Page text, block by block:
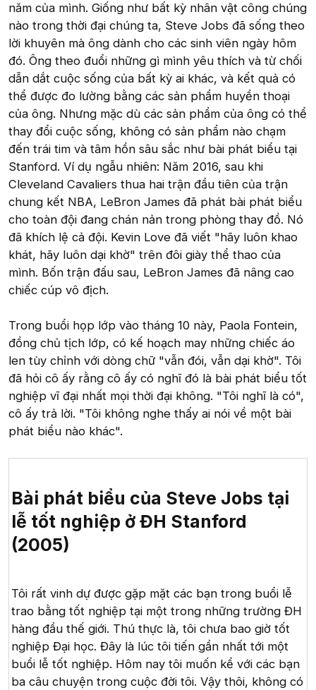
năm của mình. Giống như bất kỳ nhân vật công chúng
nào trong thời đại chúng ta, Steve Jobs đã sống theo
lời khuyên mà ông dành cho các sinh viên ngày hôm
đó. Ông theo đuổi những gì mình yêu thích và từ chối
dẫn dắt cuộc sống của bất kỳ ai khác, và kết quả có
thể được đo lường bằng các sản phẩm huyền thoại
của ông. Nhưng mặc dù các sản phẩm của ông có thể
thay đổi cuộc sống, không có sản phẩm nào chạm
đến trái tim và tâm hồn sâu sắc như bài phát biểu tại
Stanford. Ví dụ ngẫu nhiên: Năm 2016, sau khi
Cleveland Cavaliers thua hai trận đầu tiên của trận
chung kết NBA, LeBron James đã phát bài phát biểu
cho toàn đội đang chán nản trong phòng thay đồ. Nó
đã khích lệ cả đội. Kevin Love đã viết "hãy luôn khao
khát, hãy luôn dại khờ" trên đôi giày thể thao của
mình. Bốn trận đấu sau, LeBron James đã nâng cao
chiếc cúp vô địch.
Trong buổi họp lớp vào tháng 10 này, Paola Fontein,
đồng chủ tịch lớp, có kế hoạch may những chiếc áo
len tùy chỉnh với dòng chữ "vẫn đói, vẫn dại khờ". Tôi
đã hỏi cô ấy rằng cô ấy có nghĩ đó là bài phát biểu tốt
nghiệp vĩ đại nhất mọi thời đại không. "Tôi nghĩ là có",
cô ấy trả lời. "Tôi không nghe thấy ai nói về một bài
phát biểu nào khác".
Bài phát biểu của Steve Jobs tại
lễ tốt nghiệp ở ĐH Stanford
(2005)​
Tôi rất vinh dự được gặp mặt các bạn trong buổi lễ
trao bằng tốt nghiệp tại một trong những trường ĐH
hàng đầu thế giới. Thú thực là, tôi chưa bao giờ tốt
nghiệp Đại học. Đây là lúc tôi tiến gần nhất tới một
buổi lễ tốt nghiệp. Hôm nay tôi muốn kể với các bạn
ba câu chuyện trong cuộc đời tôi. Vậy thôi, không có